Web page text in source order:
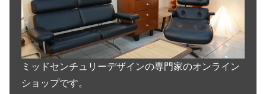
ミッドセンチュリーデザインの専門家のオンライン
ショップです。